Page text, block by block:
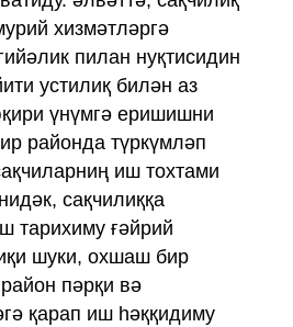
хизмәтләргә
пилан нуқтисидин
устилиқ билән аз
үнүмгә еришишни
районда түркүмләп
иш тохтами
сақчилиққа
тарихиму ғәйрий
шуки, охшаш бир
пәрқи вә
қарап иш һәққидиму